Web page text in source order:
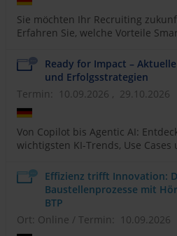
Sie möchten Ihr Recruiting
Erfahren Sie, welche Vorteile
Ready for Impact –
und Erfolgsstrategien
Termin: 10.09.2026 , 29.10.2026
Von Copilot bis Agentic AI:
wichtigsten KI-Trends, Use Cases
Effizienz trifft Innovation:
Baustellenprozesse mit
BTP
Ort: Online / Termin: 10.09.2026